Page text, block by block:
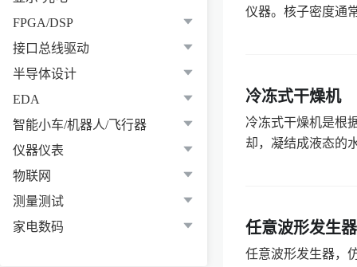
FPGA/DSP
接口总线驱动
半导体设计
EDA
智能小车/机器人/飞行器
仪器仪表
物联网
测量测试
家电数码
仪器。核子密度通
冷冻式干燥机
冷冻式干燥机是根
却，凝结成液态的
任意波形发生器
任意波形发生器，